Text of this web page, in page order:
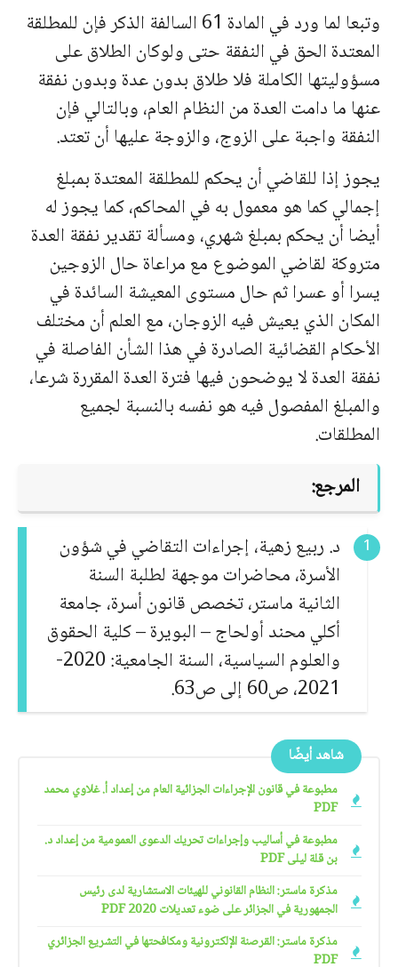
وتبعا لما ورد في المادة 61 السالفة الذكر فإن للمطلقة
المعتدة الحق في النفقة حتى ولوكان الطلاق على
مسؤوليتها الكاملة فلا طلاق بدون عدة وبدون نفقة
عنها ما دامت العدة من النظام العام، وبالتالي فإن
النفقة واجبة على الزوج، والزوجة عليها أن تعتد.
يجوز إذا للقاضي أن يحكم للمطلقة المعتدة بمبلغ
إجمالي كما هو معمول به في المحاكم، كما يجوز له
أيضا أن يحكم بمبلغ شهري، ومسألة تقدير نفقة العدة
متروكة لقاضي الموضوع مع مراعاة حال الزوجين
يسرا أو عسرا ثم حال مستوى المعيشة السائدة في
المكان الذي يعيش فيه الزوجان، مع العلم أن مختلف
الأحكام القضائية الصادرة في هذا الشأن الفاصلة في
نفقة العدة لا يوضحون فيها فترة العدة المقررة شرعا،
والمبلغ المفصول فيه هو نفسه بالنسبة لجميع
المطلقات.
المرجع:
د. ربيع زهية، إجراءات التقاضي في شؤون
الأسرة، محاضرات موجهة لطلبة السنة
الثانية ماستر، تخصص قانون أسرة، جامعة
أكلي محند أولحاج – البويرة – كلية الحقوق
والعلوم السياسية، السنة الجامعية: 2020-
2021، ص60 إلى ص63.
شاهد أيضًا
مطبوعة في قانون الإجراءات الجزائية العام من إعداد أ. غلاوي محمد
PDF
مطبوعة في أساليب وإجراءات تحريك الدعوى العمومية من إعداد د.
بن قلة ليلى PDF
مذكرة ماستر: النظام القانوني للهيئات الاستشارية لدى رئيس
الجمهورية في الجزائر على ضوء تعديلات 2020 PDF
مذكرة ماستر: القرصنة الإلكترونية ومكافحتها في التشريع الجزائري
PDF